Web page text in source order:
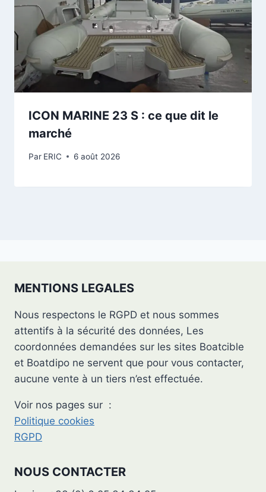
ICON MARINE 23 S : ce que dit le
marché
Par ERIC 6 août 2026
MENTIONS LEGALES
Nous respectons le RGPD et nous sommes
attentifs à la sécurité des données, Les
coordonnées demandées sur les sites Boatcible
et Boatdipo ne servent que pour vous contacter,
aucune vente à un tiers n’est effectuée.
Voir nos pages sur :
Politique cookies
RGPD
NOUS CONTACTER